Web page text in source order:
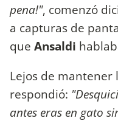
pena!", comenzó
a capturas de
que Ansaldi
Lejos de mantener
respondió:
antes eras en gato